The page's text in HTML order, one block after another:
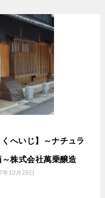
へいじ】～ナチュラ
株式会社萬乗醸造
年12月28日